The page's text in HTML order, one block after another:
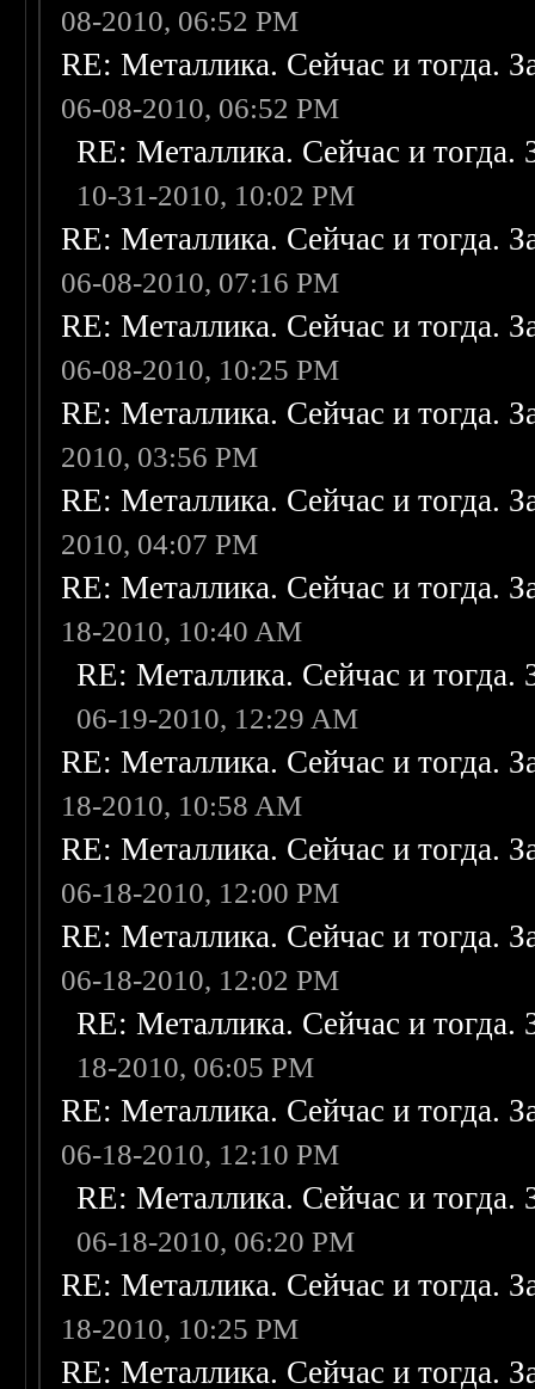
08-2010, 06:52 PM
RE: Металлика. Сейчас и тогда.
06-08-2010, 06:52 PM
RE: Металлика. Сейчас и
10-31-2010, 10:02 PM
RE: Металлика. Сейчас и тогда.
06-08-2010, 07:16 PM
RE: Металлика. Сейчас и тогда.
06-08-2010, 10:25 PM
RE: Металлика. Сейчас и тогда.
2010, 03:56 PM
RE: Металлика. Сейчас и тогда.
2010, 04:07 PM
RE: Металлика. Сейчас и тогда.
18-2010, 10:40 AM
RE: Металлика. Сейчас и
06-19-2010, 12:29 AM
RE: Металлика. Сейчас и тогда.
18-2010, 10:58 AM
RE: Металлика. Сейчас и тогда.
06-18-2010, 12:00 PM
RE: Металлика. Сейчас и тогда.
06-18-2010, 12:02 PM
RE: Металлика. Сейчас и
18-2010, 06:05 PM
RE: Металлика. Сейчас и тогда.
06-18-2010, 12:10 PM
RE: Металлика. Сейчас и
06-18-2010, 06:20 PM
RE: Металлика. Сейчас и тогда.
18-2010, 10:25 PM
RE: Металлика. Сейчас и тогда.